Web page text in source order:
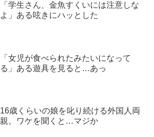
「学生さん、金魚すくいには注意しな
よ」ある呟きにハッとした
「女児が食べられたみたいになって
る」ある遊具を見ると…あっ
16歳くらいの娘を叱り続ける外国人両
親。ワケを聞くと…マジか